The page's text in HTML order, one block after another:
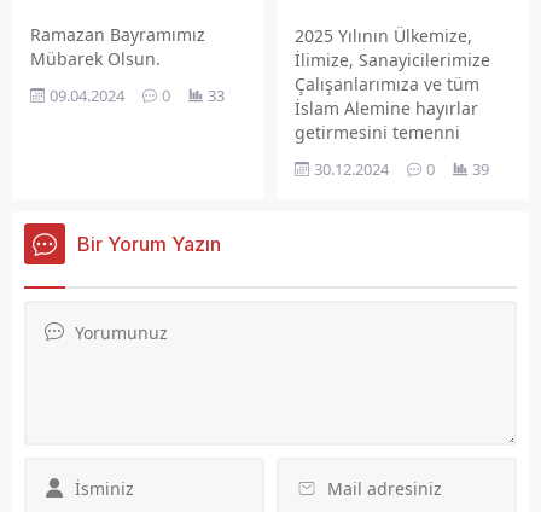
yüksek ve yaşam kalitesi
artmış bir kent haline
gelmesi en önemli
hedefimiz olmaya devam...
Ramazan Bayramımız
Mübarek Olsun.
09.04.2024 0 33
2025 Yılının Ülkemize,
İlimize, Sanayicilerimize
Çalışanlarımıza ve tüm
İslam Alemine hayırlar
getirmesini temenni
ederiz. ELAZIĞ ORGANİZE
SANAYİ BÖLGESİ YÖNETİM
30.12.2024 0 39
Bir Yorum Yazın